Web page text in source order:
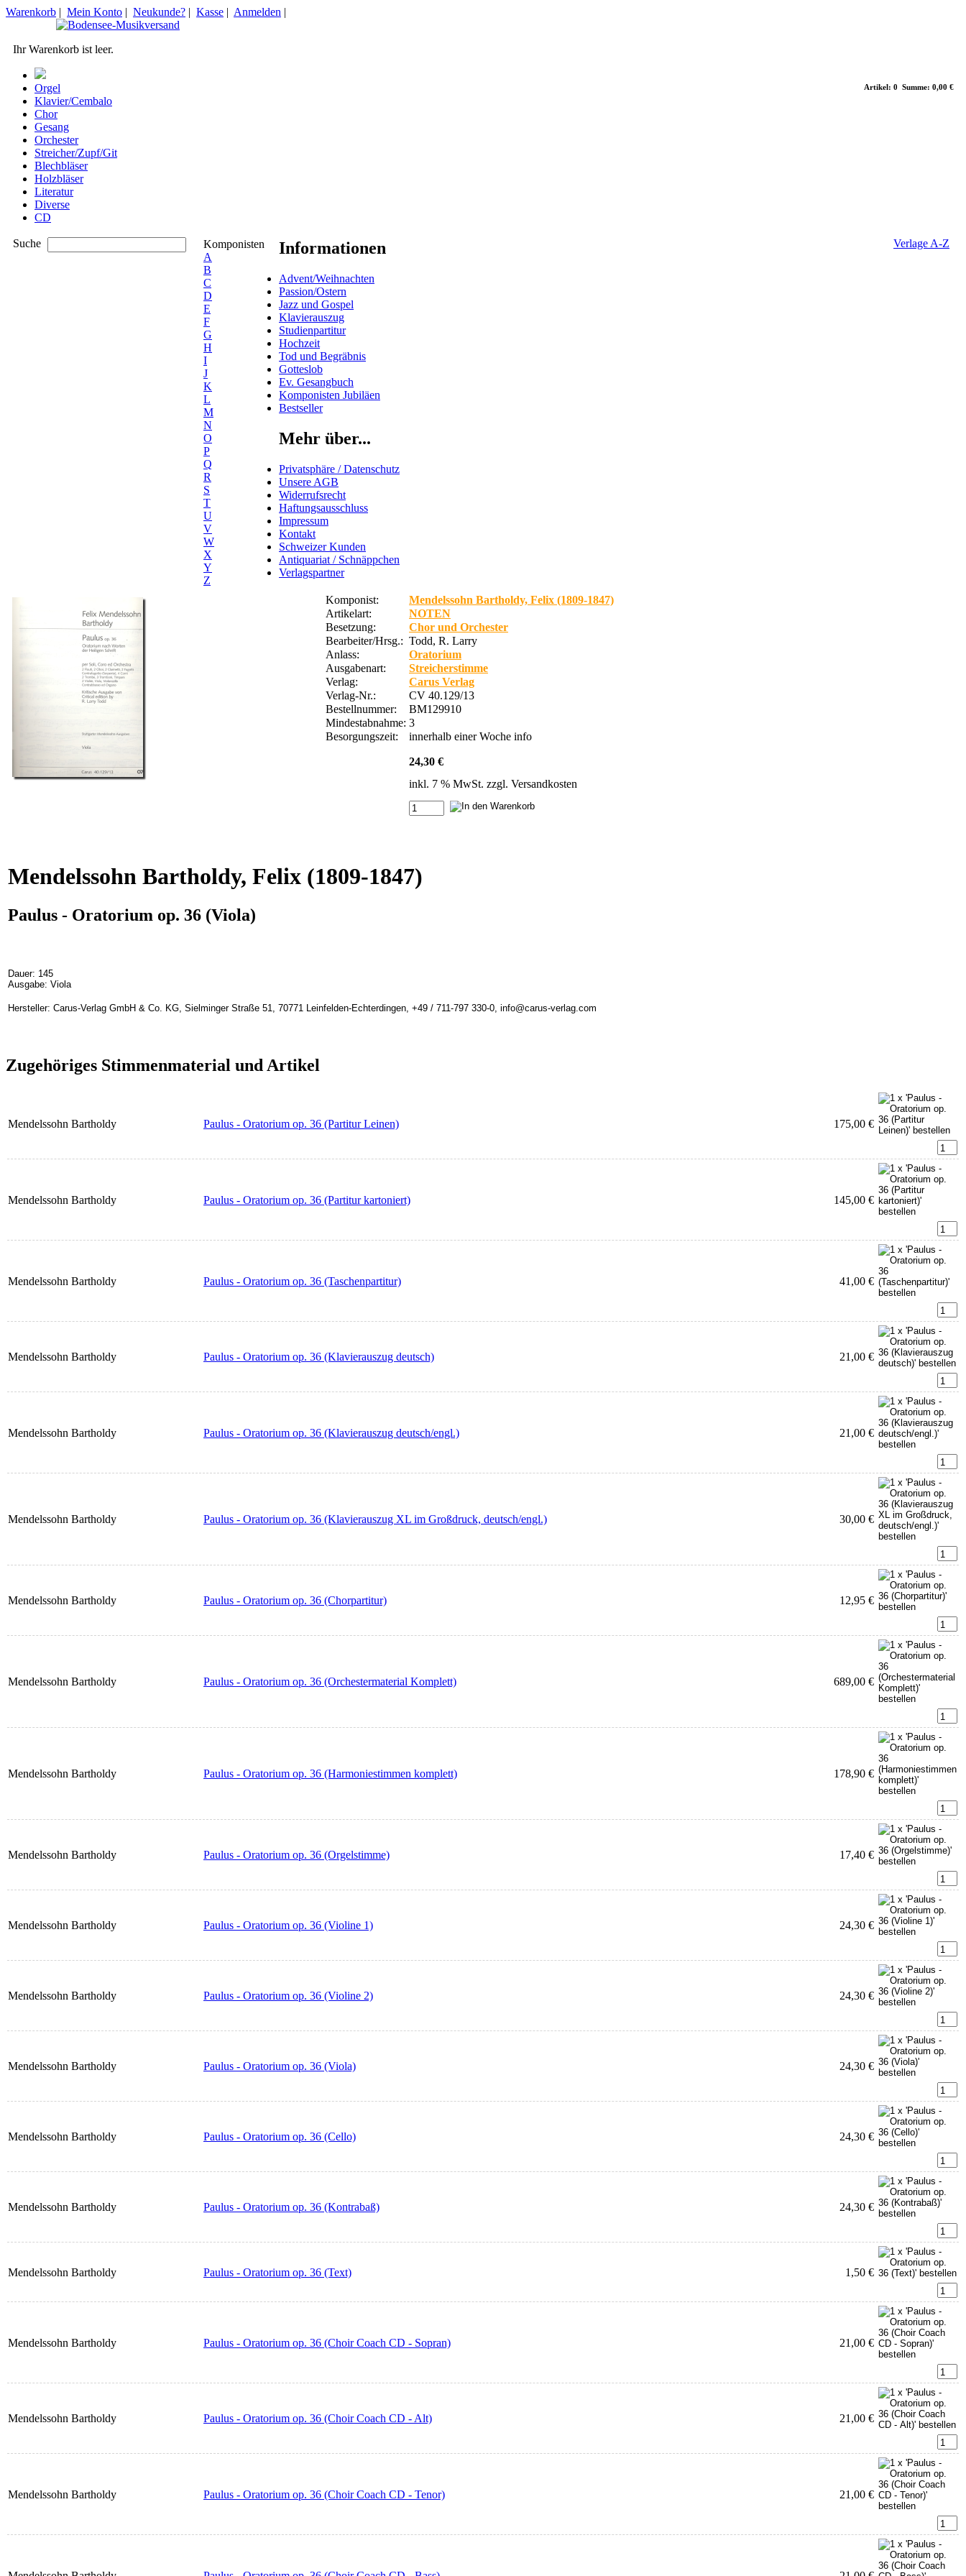
Artikel: 0 Summe: 0,00 €
Warenkorb | Mein Konto | Neukunde? | Kasse | Anmelden |
Ihr Warenkorb ist leer.
Orgel
Klavier/Cembalo
Chor
Gesang
Orchester
Streicher/Zupf/Git
Blechbläser
Holzbläser
Literatur
Diverse
CD
Suche
Komponisten
A
B
C
D
E
F
G
H
I
J
K
L
M
N
O
P
Q
R
S
T
U
V
W
X
Y
Z
Verlage A-Z
Informationen
Advent/Weihnachten
Passion/Ostern
Jazz und Gospel
Klavierauszug
Studienpartitur
Hochzeit
Tod und Begräbnis
Gotteslob
Ev. Gesangbuch
Komponisten Jubiläen
Bestseller
Mehr über...
Privatsphäre / Datenschutz
Unsere AGB
Widerrufsrecht
Haftungsausschluss
Impressum
Kontakt
Schweizer Kunden
Antiquariat / Schnäppchen
Verlagspartner
Komponist:
Mendelssohn Bartholdy, Felix (1809-1847)
Artikelart:
NOTEN
Besetzung:
Chor und Orchester
Bearbeiter/Hrsg.: Todd, R. Larry
Anlass:
Oratorium
Ausgabenart:
Streicherstimme
Verlag:
Carus Verlag
Verlag-Nr.:
CV 40.129/13
Bestellnummer:
BM129910
Mindestabnahme: 3
Besorgungszeit:
innerhalb einer Woche info
24,30 €
inkl. 7 % MwSt. zzgl. Versandkosten
Mendelssohn Bartholdy, Felix (1809-1847)
Paulus - Oratorium op. 36 (Viola)
Dauer: 145
Ausgabe: Viola
Hersteller: Carus-Verlag GmbH & Co. KG, Sielminger Straße 51, 70771 Leinfelden-Echterdingen, +49 / 711-797 330-0, info@carus-verlag.com
Zugehöriges Stimmenmaterial und Artikel
Mendelssohn Bartholdy Paulus - Oratorium op. 36 (Partitur Leinen) 175,00 €
Mendelssohn Bartholdy Paulus - Oratorium op. 36 (Partitur kartoniert) 145,00 €
Mendelssohn Bartholdy Paulus - Oratorium op. 36 (Taschenpartitur) 41,00 €
Mendelssohn Bartholdy Paulus - Oratorium op. 36 (Klavierauszug deutsch) 21,00 €
Mendelssohn Bartholdy Paulus - Oratorium op. 36 (Klavierauszug deutsch/engl.) 21,00 €
Mendelssohn Bartholdy Paulus - Oratorium op. 36 (Klavierauszug XL im Großdruck, deutsch/engl.) 30,00 €
Mendelssohn Bartholdy Paulus - Oratorium op. 36 (Chorpartitur) 12,95 €
Mendelssohn Bartholdy Paulus - Oratorium op. 36 (Orchestermaterial Komplett) 689,00 €
Mendelssohn Bartholdy Paulus - Oratorium op. 36 (Harmoniestimmen komplett) 178,90 €
Mendelssohn Bartholdy Paulus - Oratorium op. 36 (Orgelstimme) 17,40 €
Mendelssohn Bartholdy Paulus - Oratorium op. 36 (Violine 1) 24,30 €
Mendelssohn Bartholdy Paulus - Oratorium op. 36 (Violine 2) 24,30 €
Mendelssohn Bartholdy Paulus - Oratorium op. 36 (Viola) 24,30 €
Mendelssohn Bartholdy Paulus - Oratorium op. 36 (Cello) 24,30 €
Mendelssohn Bartholdy Paulus - Oratorium op. 36 (Kontrabaß) 24,30 €
Mendelssohn Bartholdy Paulus - Oratorium op. 36 (Text) 1,50 €
Mendelssohn Bartholdy Paulus - Oratorium op. 36 (Choir Coach CD - Sopran) 21,00 €
Mendelssohn Bartholdy Paulus - Oratorium op. 36 (Choir Coach CD - Alt) 21,00 €
Mendelssohn Bartholdy Paulus - Oratorium op. 36 (Choir Coach CD - Tenor) 21,00 €